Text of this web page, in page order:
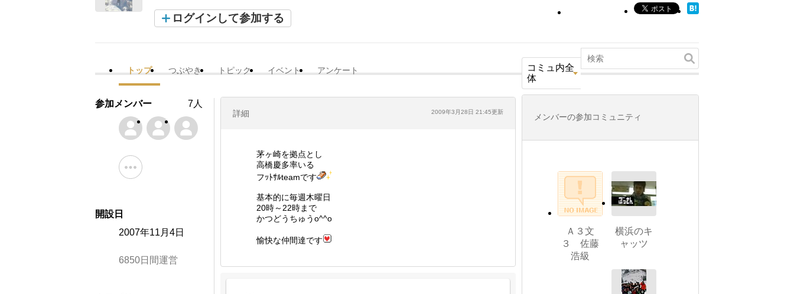
ログインして参加する
トップ つぶやき トピック イベント アンケート
コミュ内全
体
詳細 2009年3月28日 21:45更新
茅ヶ崎を拠点とし
高橋慶多率いる
フｯﾄｻﾙteamです
基本的に毎週木曜日
20時～22時まで
かつどうちゅうο^^ο
愉快な仲間達です
参加メンバー 7人
開設日
2007年11月4日
6850日間運営
メンバーの参加コミュニティ
Ａ３文
３ 佐藤
浩級
横浜のキ
ャッツ